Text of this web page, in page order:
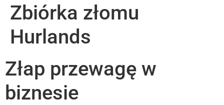
Zbiórka złomu
Hurlands
Złap przewagę w
biznesie